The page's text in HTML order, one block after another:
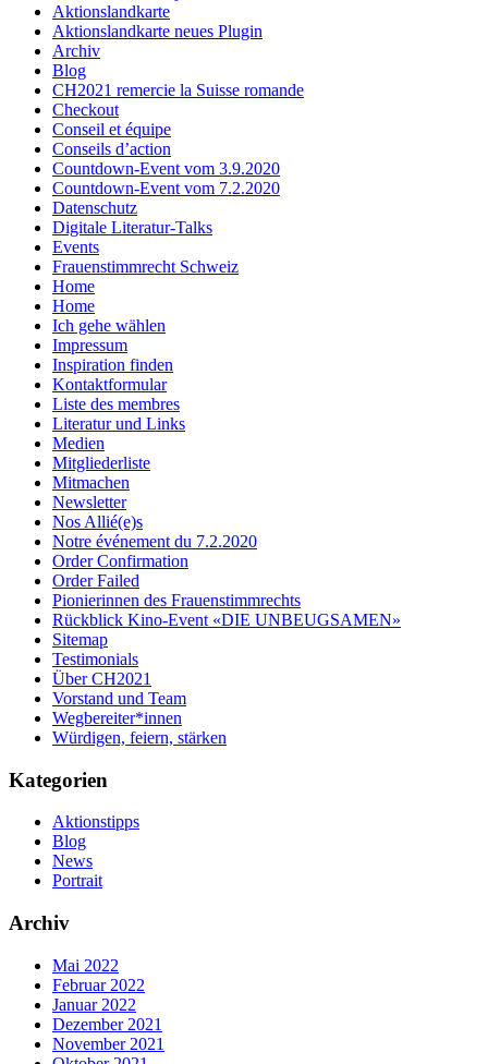
Aktionslandkarte
Aktionslandkarte neues Plugin
Archiv
Blog
CH2021 remercie la Suisse romande
Checkout
Conseil et équipe
Conseils d’action
Countdown-Event vom 3.9.2020
Countdown-Event vom 7.2.2020
Datenschutz
Digitale Literatur-Talks
Events
Frauenstimmrecht Schweiz
Home
Home
Ich gehe wählen
Impressum
Inspiration finden
Kontaktformular
Liste des membres
Literatur und Links
Medien
Mitgliederliste
Mitmachen
Newsletter
Nos Allié(e)s
Notre événement du 7.2.2020
Order Confirmation
Order Failed
Pionierinnen des Frauenstimmrechts
Rückblick Kino-Event «DIE UNBEUGSAMEN»
Sitemap
Testimonials
Über CH2021
Vorstand und Team
Wegbereiter*innen
Würdigen, feiern, stärken
Kategorien
Aktionstipps
Blog
News
Portrait
Archiv
Mai 2022
Februar 2022
Januar 2022
Dezember 2021
November 2021